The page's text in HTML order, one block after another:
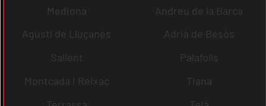
Mediona
Andreu de la Barca
Agustí de Lluçanès
Adrià de Besòs
Sallent
Palafolls
Montcada i Reixac
Tiana